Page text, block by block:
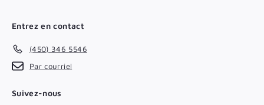
Entrez en contact
(450) 346 5546
Par courriel
Suivez-nous